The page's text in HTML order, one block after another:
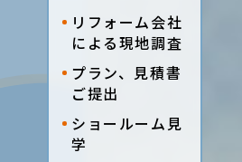
リフォーム会社
による現地調査
プラン、見積書
ご提出
ショールーム見
学